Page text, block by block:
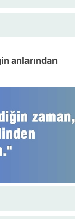
anlarından